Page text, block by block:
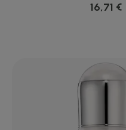
16,71 €